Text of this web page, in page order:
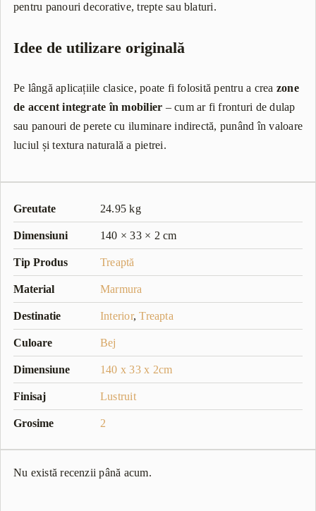
pentru panouri decorative, trepte sau blaturi.
Idee de utilizare originală
Pe lângă aplicațiile clasice, poate fi folosită pentru a crea zone
de accent integrate în mobilier – cum ar fi fronturi de dulap
sau panouri de perete cu iluminare indirectă, punând în valoare
luciul și textura naturală a pietrei.
Greutate 24.95 kg
Dimensiuni 140 × 33 × 2 cm
Tip Produs Treaptă
Material Marmura
Destinatie Interior,Treapta
Culoare Bej
Dimensiune 140 x 33 x 2cm
Finisaj Lustruit
Grosime 2
Nu există recenzii până acum.